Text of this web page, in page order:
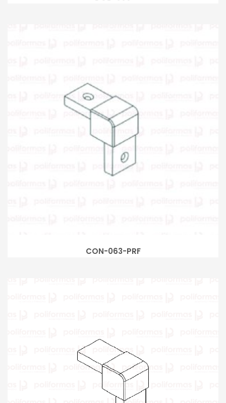
CON-063-PRF